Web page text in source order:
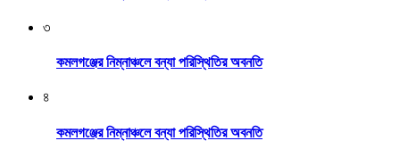
৩
কমলগঞ্জের নিম্নাঞ্চলে বন্যা পরিস্থিতির অবনতি
৪
কমলগঞ্জের নিম্নাঞ্চলে বন্যা পরিস্থিতির অবনতি